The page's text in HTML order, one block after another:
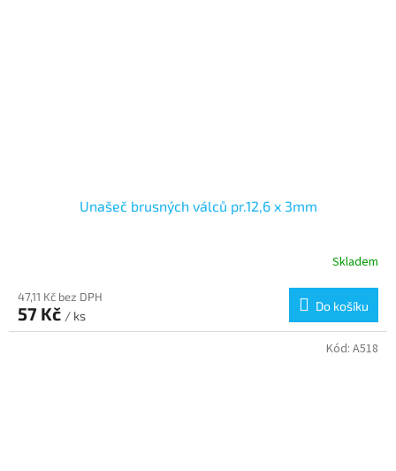
Unašeč brusných válců pr.12,6 x 3mm
Skladem
47,11 Kč bez DPH
57 Kč / ks
Do košíku
Kód: A518